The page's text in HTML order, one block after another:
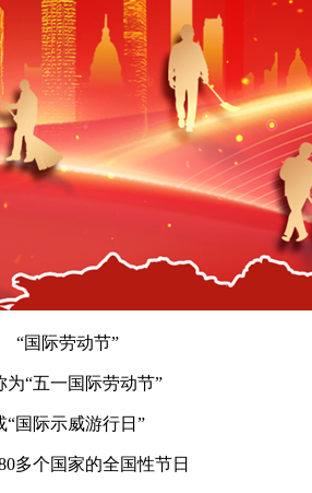
“国际劳动节”
为“五一国际劳动节”
“国际示威游行日”
多个国家的全国性节日